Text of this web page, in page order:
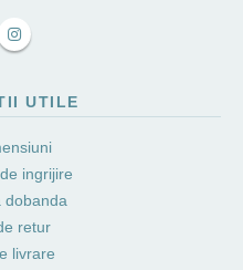
UTILE
ingrijire
dobanda
retur
livrare